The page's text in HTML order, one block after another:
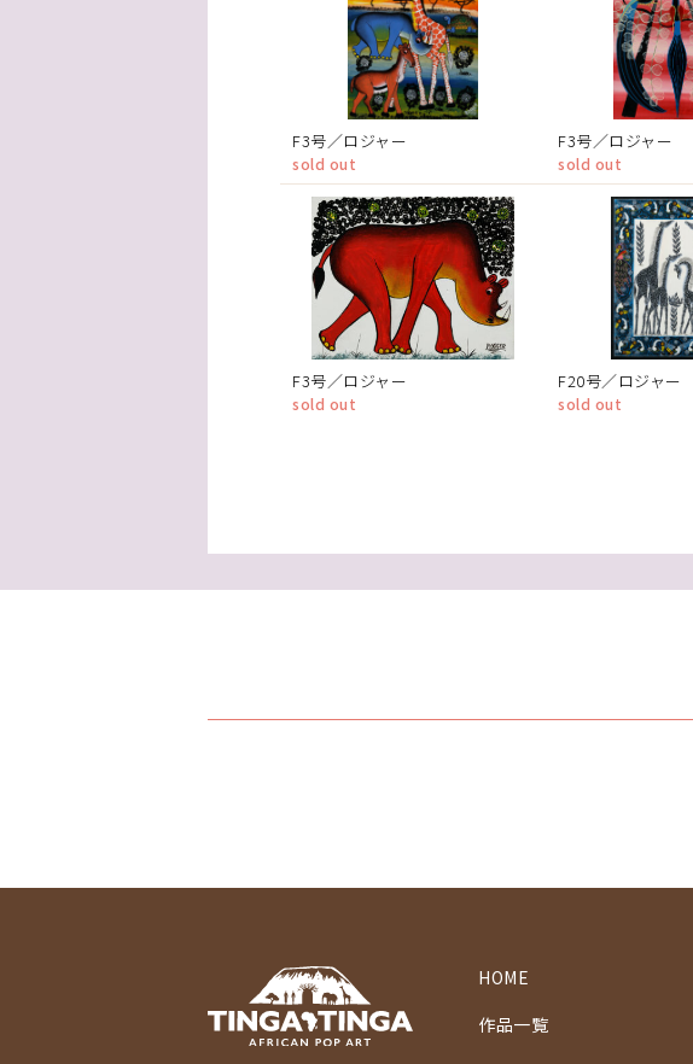
F3号／ロジャー
sold out
F3号／ロジャー
sold out
F3号／ロジャー
sold out
F20号／ロジャー
sold out
HOME
作品一覧